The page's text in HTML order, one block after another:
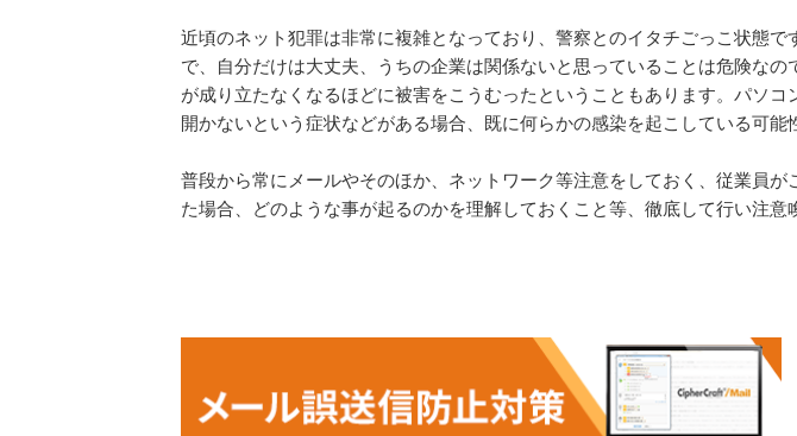
近頃のネット犯罪は非常に複雑となっており、警察とのイタチごっこ状態
で、自分だけは大丈夫、うちの企業は関係ないと思っていることは危険な
が成り立たなくなるほどに被害をこうむったということもあります。パソ
開かないという症状などがある場合、既に何らかの感染を起こしている可能
普段から常にメールやそのほか、ネットワーク等注意をしておく、従業員
た場合、どのような事が起るのかを理解しておくこと等、徹底して行い注